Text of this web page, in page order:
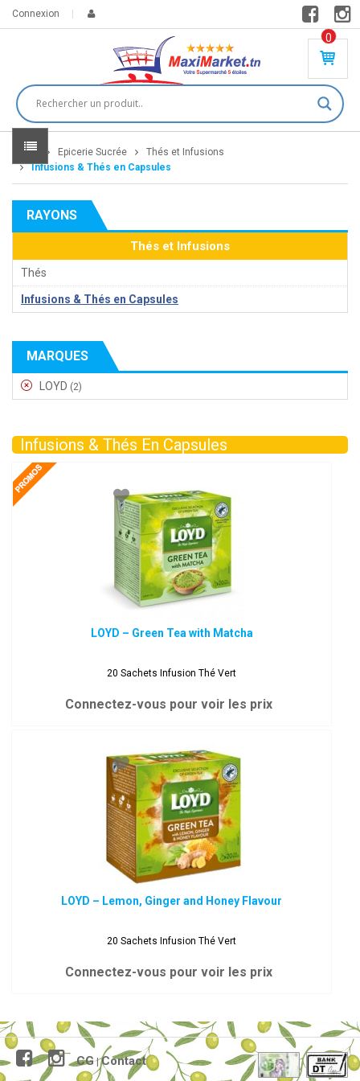
Connexion
0
PR
DU
IT(
S)
Home Epicerie Sucrée
Thés et Infusions
Infusions & Thés en Capsules
RAYONS
Thés et Infusions
Thés
Infusions & Thés en Capsules
MARQUES
LOYD (2)
Infusions & Thés En Capsules
LOYD – Green Tea with Matcha
20 Sachets Infusion Thé Vert
Connectez-vous pour voir les prix
LOYD – Lemon, Ginger and Honey Flavour
20 Sachets Infusion Thé Vert
Connectez-vous pour voir les prix
CG|Contact